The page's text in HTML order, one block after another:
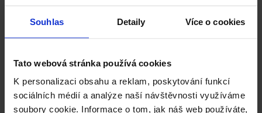
Souhlas Detaily Více o cookies
Tato webová stránka používá cookies
K personalizaci obsahu a reklam, poskytování funkcí
sociálních médií a analýze naší návštěvnosti využíváme
soubory cookie. Informace o tom, jak náš web používáte,
Cena domu v reálném čase
3D vizualizace
a mnohem více
ZAČÍT NOVOU KONFIGURACI